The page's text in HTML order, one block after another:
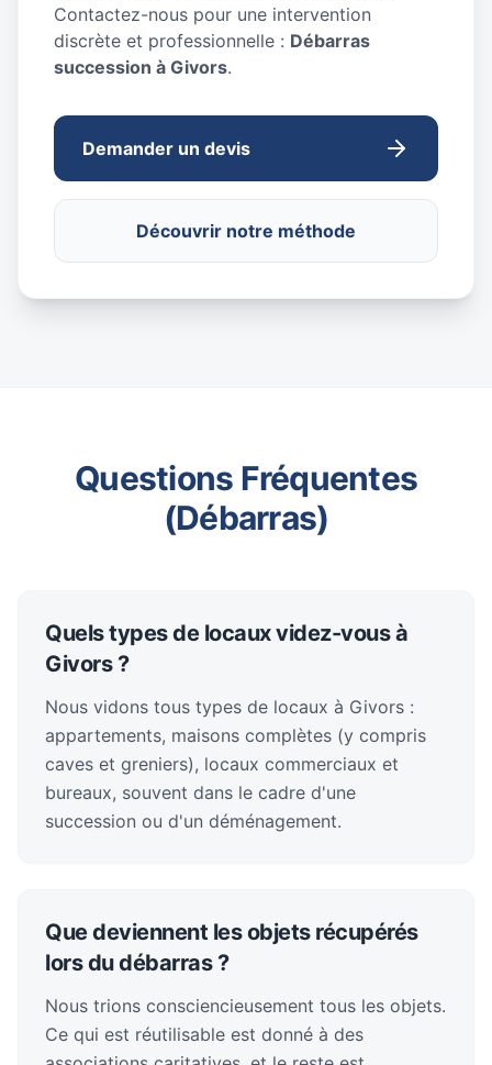
Contactez-nous pour une intervention
discrète et professionnelle : Débarras
succession à Givors.
Demander un devis
Découvrir notre méthode
Questions Fréquentes
(Débarras)
Quels types de locaux videz-vous à
Givors ?
Nous vidons tous types de locaux à Givors :
appartements, maisons complètes (y compris
caves et greniers), locaux commerciaux et
bureaux, souvent dans le cadre d'une
succession ou d'un déménagement.
Que deviennent les objets récupérés
lors du débarras ?
Nous trions consciencieusement tous les objets.
Ce qui est réutilisable est donné à des